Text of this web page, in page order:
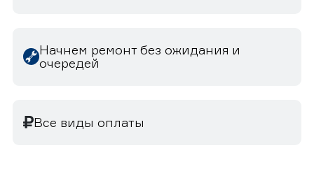
Начнем ремонт без ожидания и
очередей
Все виды оплаты